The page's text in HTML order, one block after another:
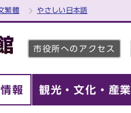
繁體 やさしい日本語
市役所へのアクセス
報 観光・文化・産業